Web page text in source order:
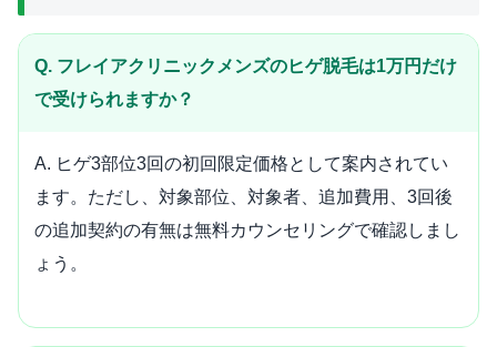
Q. フレイアクリニックメンズのヒゲ脱毛は1万円だけ
で受けられますか？
A. ヒゲ3部位3回の初回限定価格として案内されてい
ます。ただし、対象部位、対象者、追加費用、3回後
の追加契約の有無は無料カウンセリングで確認しまし
ょう。